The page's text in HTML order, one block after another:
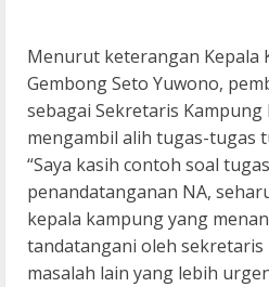
Menurut keterangan Kepala
Gembong Seto Yuwono,
sebagai Sekretaris
mengambil alih tugas-tugas
“Saya kasih contoh soal
penandatanganan NA,
kepala kampung yang
tandatangani oleh sekretaris
masalah lain yang lebih